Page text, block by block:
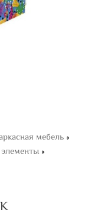
мебель »
»